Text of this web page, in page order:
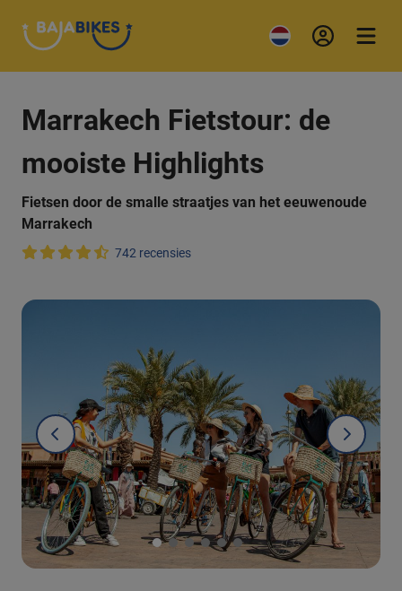
Marrakech Fietstour: de
mooiste Highlights
Fietsen door de smalle straatjes van het eeuwenoude
Marrakech
742 recensies